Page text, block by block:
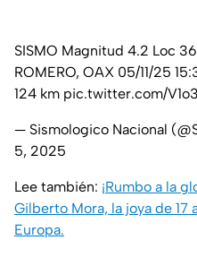
SISMO Magnitud 4.2 Loc
ROMERO, OAX 05/11/25
124 km pic.twitter.com/
— Sismologico Nacional
5, 2025
Lee también: ¡Rumbo a la
Gilberto Mora, la joya de 17
Europa.